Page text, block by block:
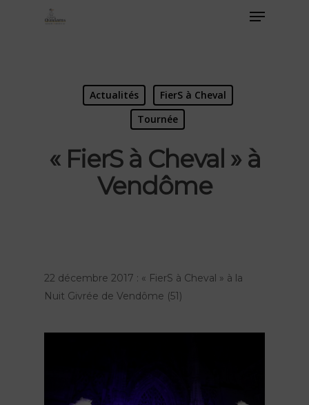
Actualités
FierS à Cheval
Tournée
« FierS à Cheval » à
Vendôme
22 décembre 2017 : « FierS à Cheval » à la
Nuit Givrée de Vendôme (51)